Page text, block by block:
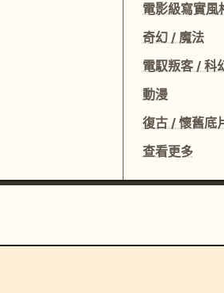
電影級寫實風
奇幻 / 魔法
電馭叛客 / 科
動漫
復古 / 懷舊底
查看更多